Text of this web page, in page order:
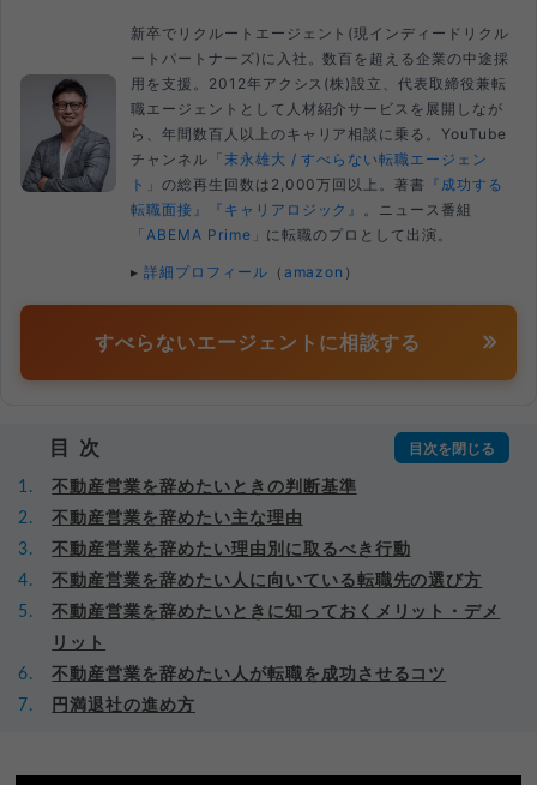
新卒でリクルートエージェント(現インディードリクル
ートパートナーズ)に入社。数百を超える企業の中途採
用を支援。2012年アクシス(株)設立、代表取締役兼転
職エージェントとして人材紹介サービスを展開しなが
ら、年間数百人以上のキャリア相談に乗る。YouTube
チャンネル 「末永雄大 / すべらない転職エージェン
ト」 の総再生回数は2,000万回以上。著書 『成功する
転職面接』
『キャリアロジック』
。ニュース番組
「ABEMA Prime」 に転職のプロとして出演。
▸ 詳細プロフィール （ amazon ）
すべらないエージェントに相談する
目次
不動産営業を辞めたいときの判断基準
不動産営業を辞めたい主な理由
不動産営業を辞めたい理由別に取るべき行動
不動産営業を辞めたい人に向いている転職先の選び方
不動産営業を辞めたいときに知っておくメリット・デメ
リット
不動産営業を辞めたい人が転職を成功させるコツ
円満退社の進め方